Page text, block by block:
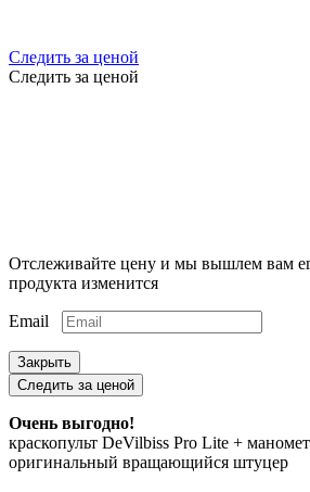
Следить за ценой
Следить за ценой
Отслеживайте цену и мы вышлем вам
продукта изменится
Email
Закрыть
Следить за ценой
Очень выгодно!
краскопульт DeVilbiss Pro Lite +
оригинальный вращающийся штуцер